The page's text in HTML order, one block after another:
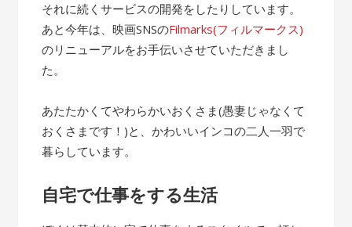
それに続くサービスの開発をしたりしています。
あと今年は、映画SNSのFilmarks(フィルマークス)
のリニューアルをお手伝いさせていただきまし
た。
あたたかくてやわらかいおくさま(愚妻じゃなくて
おくさまです！)と、かわいいインコの二人一羽で
暮らしています。
自宅で仕事をする生活